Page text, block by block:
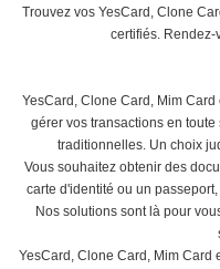
Trouvez vos YesCard, Clone
certifiés. Rendez-
YesCard, Clone Card, Mim
gérer vos transactions en
traditionnelles. Un choix
Vous souhaitez obtenir des
carte d'identité ou un
Nos solutions sont là pour
YesCard, Clone Card, Mim Card